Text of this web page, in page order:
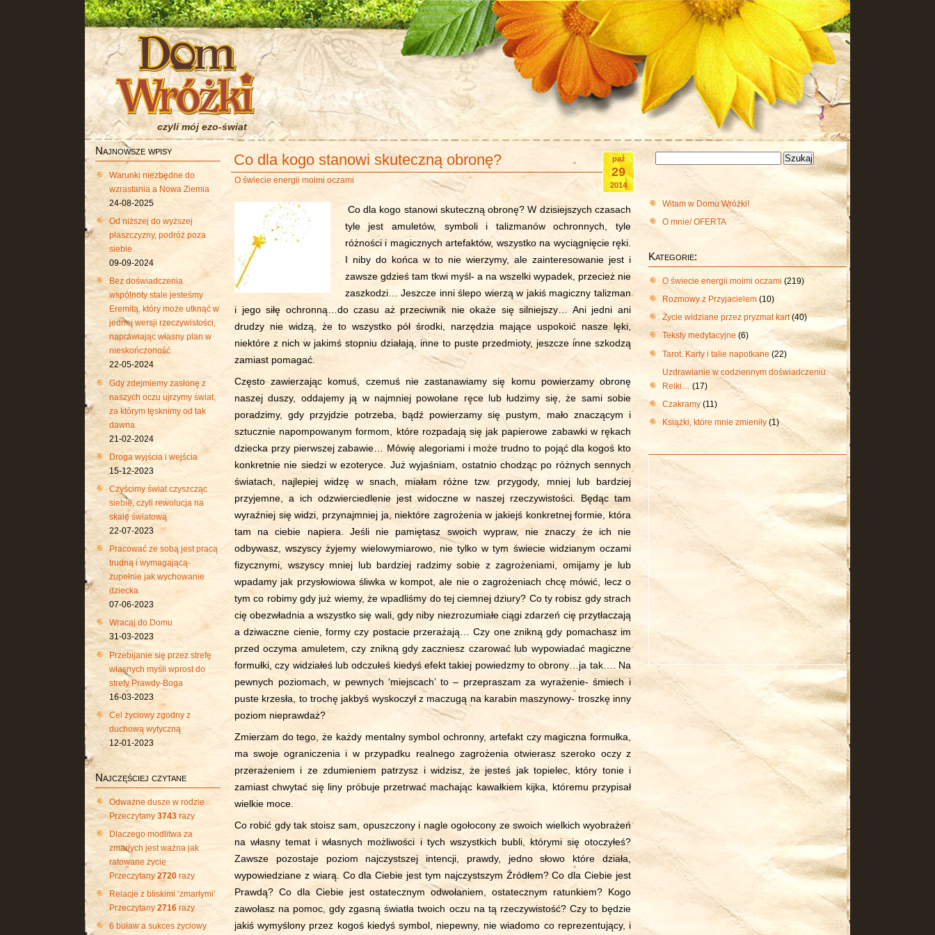
czyli mój ezo-świat
Najnowsze wpisy
Warunki niezbędne do
wzrastania a Nowa Ziemia
24-08-2025
Od niższej do wyższej
płaszczyzny, podróż poza
siebie
09-09-2024
Bez doświadczenia
wspólnoty stale jesteśmy
Eremitą, który może utknąć w
jednej wersji rzeczywistości,
naprawiając własny plan w
nieskończoność
22-05-2024
Gdy zdejmiemy zasłonę z
naszych oczu ujrzymy świat,
za którym tęsknimy od tak
dawna
21-02-2024
Droga wyjścia i wejścia
15-12-2023
Czyścimy świat czyszcząc
siebie, czyli rewolucja na
skalę światową
22-07-2023
Pracować ze sobą jest pracą
trudną i wymagającą-
zupełnie jak wychowanie
dziecka
07-06-2023
Wracaj do Domu
31-03-2023
Przebijanie się przez strefę
własnych myśli wprost do
strefy Prawdy-Boga
16-03-2023
Cel życiowy zgodny z
duchową wytyczną
12-01-2023
Najczęściej czytane
Odważne dusze w rodzie
Przeczytany 3743razy
Dlaczego modlitwa za
zmarłych jest ważna jak
ratowane życie
Przeczytany 2720 razy
Relacje z bliskimi ‘zmarłymi’
Przeczytany 2716 razy
6 buław a sukces życiowy
paź
29
2014
Co dla kogo stanowi skuteczną obronę?
O świecie energii moimi oczami
Co dla kogo stanowi skuteczną obronę? W dzisiejszych czasach
tyle jest amuletów, symboli i talizmanów ochronnych, tyle
różności i magicznych artefaktów, wszystko na wyciągnięcie ręki.
I niby do końca w to nie wierzymy, ale zainteresowanie jest i
zawsze gdzieś tam tkwi myśl- a na wszelki wypadek, przecież nie
zaszkodzi… Jeszcze inni ślepo wierzą w jakiś magiczny talizman
i jego siłę ochronną…do czasu aż przeciwnik nie okaże się silniejszy… Ani jedni ani
drudzy nie widzą, że to wszystko pół środki, narzędzia mające uspokoić nasze lęki,
niektóre z nich w jakimś stopniu działają, inne to puste przedmioty, jeszcze inne szkodzą
zamiast pomagać.
Często zawierzając komuś, czemuś nie zastanawiamy się komu powierzamy obronę
naszej duszy, oddajemy ją w najmniej powołane ręce lub łudzimy się, że sami sobie
poradzimy, gdy przyjdzie potrzeba, bądź powierzamy się pustym, mało znaczącym i
sztucznie napompowanym formom, które rozpadają się jak papierowe zabawki w rękach
dziecka przy pierwszej zabawie… Mówię alegoriami i może trudno to pojąć dla kogoś kto
konkretnie nie siedzi w ezoteryce. Już wyjaśniam, ostatnio chodząc po różnych sennych
światach, najlepiej widzę w snach, miałam różne tzw. przygody, mniej lub bardziej
przyjemne, a ich odzwierciedlenie jest widoczne w naszej rzeczywistości. Będąc tam
wyraźniej się widzi, przynajmniej ja, niektóre zagrożenia w jakiejś konkretnej formie, która
tam na ciebie napiera. Jeśli nie pamiętasz swoich wypraw, nie znaczy że ich nie
odbywasz, wszyscy żyjemy wielowymiarowo, nie tylko w tym świecie widzianym oczami
fizycznymi, wszyscy mniej lub bardziej radzimy sobie z zagrożeniami, omijamy je lub
wpadamy jak przysłowiowa śliwka w kompot, ale nie o zagrożeniach chcę mówić, lecz o
tym co robimy gdy już wiemy, że wpadliśmy do tej ciemnej dziury? Co ty robisz gdy strach
cię obezwładnia a wszystko się wali, gdy niby niezrozumiałe ciągi zdarzeń cię przytłaczają
a dziwaczne cienie, formy czy postacie przerażają… Czy one znikną gdy pomachasz im
przed oczyma amuletem, czy znikną gdy zaczniesz czarować lub wypowiadać magiczne
formułki, czy widziałeś lub odczułeś kiedyś efekt takiej powiedzmy to obrony…ja tak…. Na
pewnych poziomach, w pewnych ‘miejscach’ to – przepraszam za wyrażenie- śmiech i
puste krzesła, to trochę jakbyś wyskoczył z maczugą na karabin maszynowy- troszkę inny
poziom nieprawdaż?
Zmierzam do tego, że każdy mentalny symbol ochronny, artefakt czy magiczna formułka,
ma swoje ograniczenia i w przypadku realnego zagrożenia otwierasz szeroko oczy z
przerażeniem i ze zdumieniem patrzysz i widzisz, że jesteś jak topielec, który tonie i
zamiast chwytać się liny próbuje przetrwać machając kawałkiem kijka, któremu przypisał
wielkie moce.
Co robić gdy tak stoisz sam, opuszczony i nagle ogołocony ze swoich wielkich wyobrażeń
na własny temat i własnych możliwości i tych wszystkich bubli, którymi się otoczyłeś?
Zawsze pozostaje poziom najczystszej intencji, prawdy, jedno słowo które działa,
wypowiedziane z wiarą. Co dla Ciebie jest tym najczystszym Źródłem? Co dla Ciebie jest
Prawdą? Co dla Ciebie jest ostatecznym odwołaniem, ostatecznym ratunkiem? Kogo
zawołasz na pomoc, gdy zgasną światła twoich oczu na tą rzeczywistość? Czy to będzie
jakiś wymyślony przez kogoś kiedyś symbol, niepewny, nie wiadomo co reprezentujący, i
Witam w Domu Wróżki!
O mnie/ OFERTA
Kategorie:
O świecie energii moimi oczami (219)
Rozmowy z Przyjacielem (10)
Życie widziane przez pryzmat kart(40)
Teksty medytacyjne (6)
Tarot. Karty i talie napotkane (22)
Uzdrawianie w codziennym doświadczeniu.
Reiki… (17)
Czakramy (11)
Książki, które mnie zmieniły (1)